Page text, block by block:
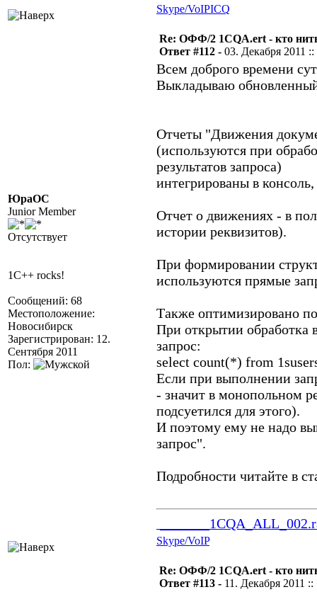
Skype/VoIPICQ
ЮраОС
Junior Member
Отсутствует
1C++ rocks!
Сообщений: 68
Местоположение:
Новосибирск
Зарегистрирован: 12.
Сентября 2011
Пол:
Re: ОФФ/2 1CQA.ert - кто
Ответ #112 - 03. Декабря 2011 ::
Всем доброго времени
Выкладываю
Отчеты "Движения
(используются при
результатов запроса)
интегрированы в
Отчет о движениях - в
истории реквизитов).
При формировании
используются прямые
Также оптимизировано
При открытии обработка
запрос:
select count(*) from
Если при выполнении
- значит в монопольном
подсуетился для этого).
И поэтому ему не надо
запрос".
Подробности читайте в
Skype/VoIP
Re: ОФФ/2 1CQA.ert - кто
Ответ #113 - 11. Декабря 2011 ::